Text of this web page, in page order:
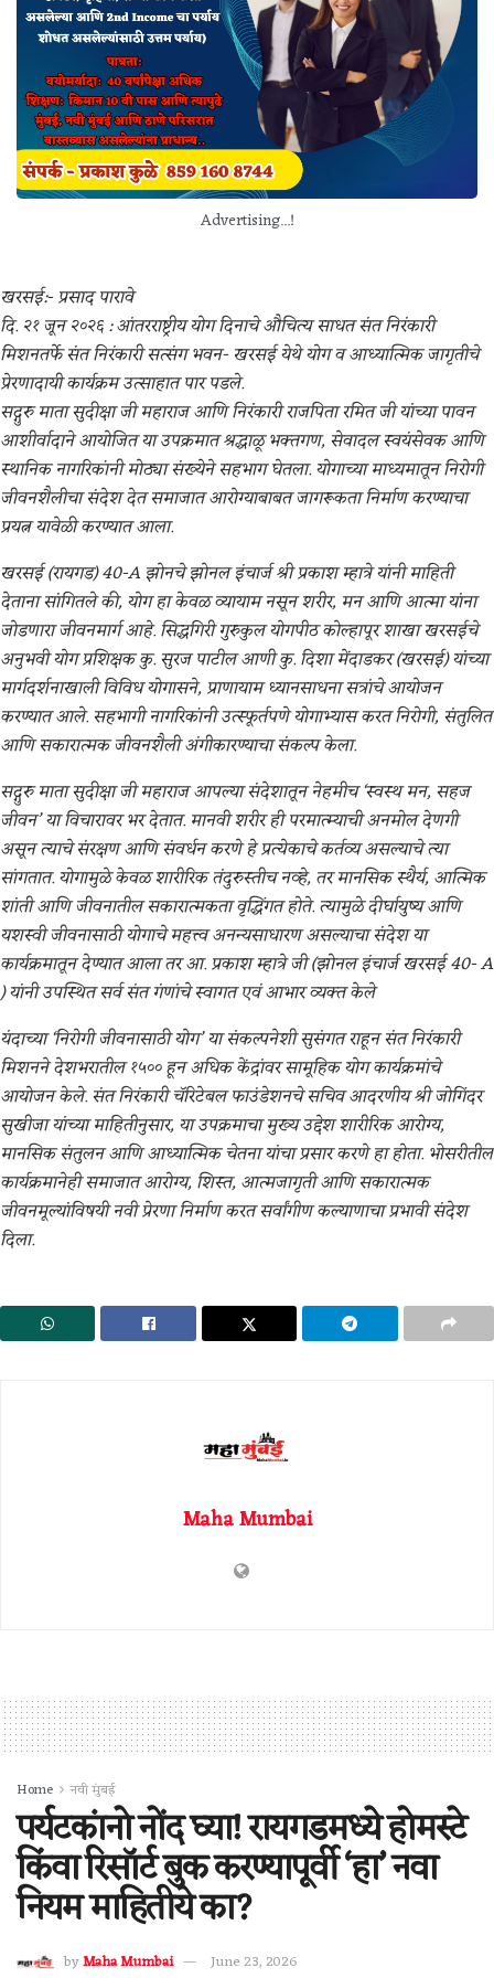
Advertising...!
खरसई:- प्रसाद पारावे
दि. २१ जून २०२६ : आंतरराष्ट्रीय योग दिनाचे औचित्य साधत संत निरंकारी
मिशनतर्फे संत निरंकारी सत्संग भवन- खरसई येथे योग व आध्यात्मिक जागृतीचे
प्रेरणादायी कार्यक्रम उत्साहात पार पडले.
सद्गुरु माता सुदीक्षा जी महाराज आणि निरंकारी राजपिता रमित जी यांच्या पावन
आशीर्वादाने आयोजित या उपक्रमात श्रद्धाळू भक्तगण, सेवादल स्वयंसेवक आणि
स्थानिक नागरिकांनी मोठ्या संख्येने सहभाग घेतला. योगाच्या माध्यमातून निरोगी
जीवनशैलीचा संदेश देत समाजात आरोग्याबाबत जागरूकता निर्माण करण्याचा
प्रयत्न यावेळी करण्यात आला.
खरसई (रायगड) 40-A झोनचे झोनल इंचार्ज श्री प्रकाश म्हात्रे यांनी माहिती
देताना सांगितले की, योग हा केवळ व्यायाम नसून शरीर, मन आणि आत्मा यांना
जोडणारा जीवनमार्ग आहे. सिद्धगिरी गुरुकुल योगपीठ कोल्हापूर शाखा खरसईचे
अनुभवी योग प्रशिक्षक कु. सुरज पाटील आणी कु. दिशा मेंदाडकर (खरसई) यांच्या
मार्गदर्शनाखाली विविध योगासने, प्राणायाम ध्यानसाधना सत्रांचे आयोजन
करण्यात आले. सहभागी नागरिकांनी उत्स्फूर्तपणे योगाभ्यास करत निरोगी, संतुलित
आणि सकारात्मक जीवनशैली अंगीकारण्याचा संकल्प केला.
सद्गुरु माता सुदीक्षा जी महाराज आपल्या संदेशातून नेहमीच ‘स्वस्थ मन, सहज
जीवन’ या विचारावर भर देतात. मानवी शरीर ही परमात्म्याची अनमोल देणगी
असून त्याचे संरक्षण आणि संवर्धन करणे हे प्रत्येकाचे कर्तव्य असल्याचे त्या
सांगतात. योगामुळे केवळ शारीरिक तंदुरुस्तीच नव्हे, तर मानसिक स्थैर्य, आत्मिक
शांती आणि जीवनातील सकारात्मकता वृद्धिंगत होते. त्यामुळे दीर्घायुष्य आणि
यशस्वी जीवनासाठी योगाचे महत्त्व अनन्यसाधारण असल्याचा संदेश या
कार्यक्रमातून देण्यात आला तर आ. प्रकाश म्हात्रे जी (झोनल इंचार्ज खरसई 40- A
) यांनी उपस्थित सर्व संत गंणांचे स्वागत एवं आभार व्यक्त केले
यंदाच्या ‘निरोगी जीवनासाठी योग’ या संकल्पनेशी सुसंगत राहून संत निरंकारी
मिशनने देशभरातील १५०० हून अधिक केंद्रांवर सामूहिक योग कार्यक्रमांचे
आयोजन केले. संत निरंकारी चॅरिटेबल फाउंडेशनचे सचिव आदरणीय श्री जोगिंदर
सुखीजा यांच्या माहितीनुसार, या उपक्रमाचा मुख्य उद्देश शारीरिक आरोग्य,
मानसिक संतुलन आणि आध्यात्मिक चेतना यांचा प्रसार करणे हा होता. भोसरीतील
कार्यक्रमानेही समाजात आरोग्य, शिस्त, आत्मजागृती आणि सकारात्मक
जीवनमूल्यांविषयी नवी प्रेरणा निर्माण करत सर्वांगीण कल्याणाचा प्रभावी संदेश
दिला.
Maha Mumbai
Home नवी मुंबई
पर्यटकांनो नोंद घ्या! रायगडमध्ये होमस्टे
किंवा रिसॉर्ट बुक करण्यापूर्वी ‘हा’ नवा
नियम माहितीये का?
byMaha Mumbai
June 23, 2026